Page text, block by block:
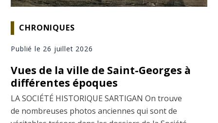
CHRONIQUES
Publié le 26 juillet 2026
Vues de la ville de Saint-Georges à
différentes époques
LA SOCIÉTÉ HISTORIQUE SARTIGAN On trouve
de nombreuses photos anciennes qui sont de